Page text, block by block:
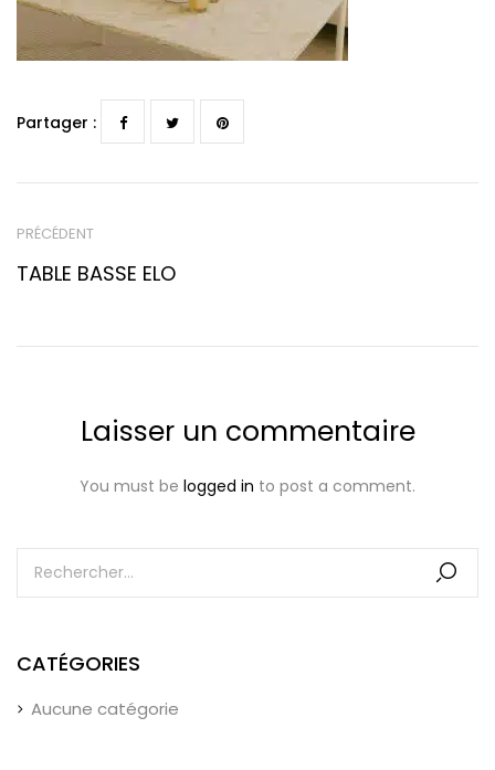
CATÉGORIES
Aucune catégorie
Partager :
PRÉCÉDENT
TABLE BASSE ELO
Laisser un commentaire
You must be logged in to post a comment.